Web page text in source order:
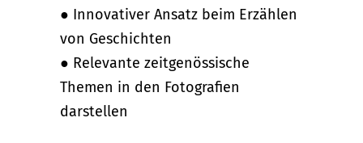
● Innovativer Ansatz beim Erzählen
von Geschichten
● Relevante zeitgenössische
Themen in den Fotografien
darstellen